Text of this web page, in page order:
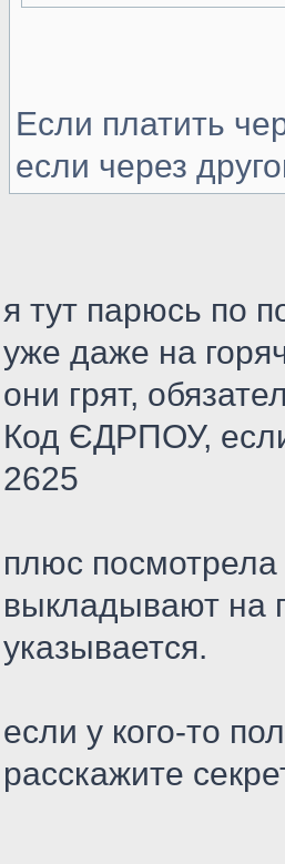
Если платить
если через
я тут парюсь по
уже даже на
они грят,
Код ЄДРПОУ,
2625
плюс
выкладывают на
указывается.
если у кого-то
расскажите